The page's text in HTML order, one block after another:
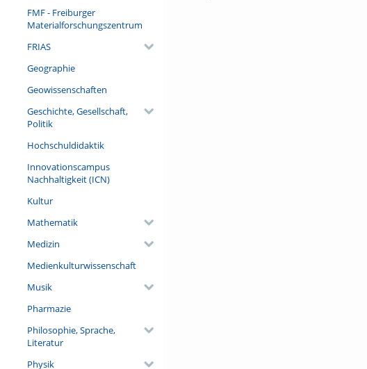
FMF - Freiburger
Materialforschungszentrum
FRIAS
Geographie
Geowissenschaften
Geschichte, Gesellschaft,
Politik
Hochschuldidaktik
Innovationscampus
Nachhaltigkeit (ICN)
Kultur
Mathematik
Medizin
Medienkulturwissenschaft
Musik
Pharmazie
Philosophie, Sprache,
Literatur
Physik